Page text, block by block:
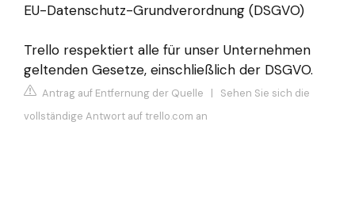
EU-Datenschutz-Grundverordnung (DSGVO)
Trello respektiert alle für unser Unternehmen
geltenden Gesetze, einschließlich der DSGVO.
Antrag auf Entfernung der Quelle | Sehen Sie sich die
vollständige Antwort auf trello.com an